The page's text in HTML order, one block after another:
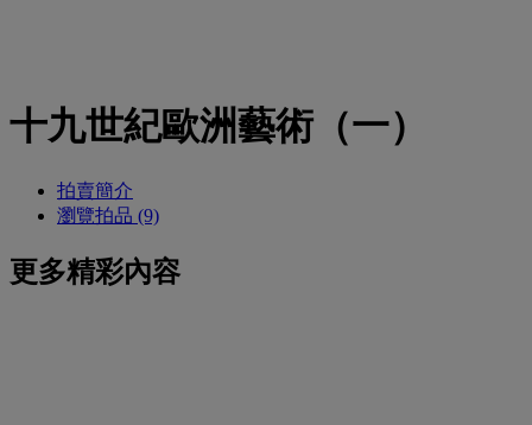
十九世紀歐洲藝術（一）
拍賣簡介
瀏覽拍品 (9)
更多精彩內容